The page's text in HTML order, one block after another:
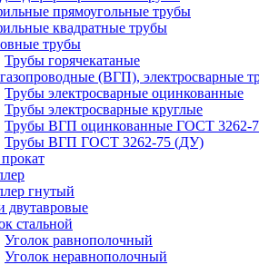
прямоугольные трубы
квадратные трубы
трубы
Трубы горячекатаные
(ВГП), электросварные
Трубы электросварные оцинкованные
Трубы электросварные круглые
Трубы ВГП оцинкованные ГОСТ 3262-
Трубы ВГП ГОСТ 3262-75 (ДУ)
гнутый
двутавровые
стальной
Уголок равнополочный
Уголок неравнополочный